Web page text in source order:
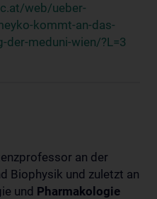
web/ueber-
kommt-an-das-
der-meduni-wien/?L=3
an der
Biophysik und zuletzt an
und Pharmakologie